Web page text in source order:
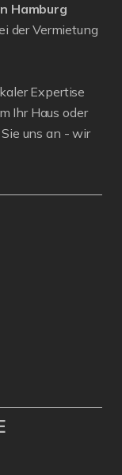
Hamburg
der Vermietung
Expertise
Ihr Haus oder
uns an - wir